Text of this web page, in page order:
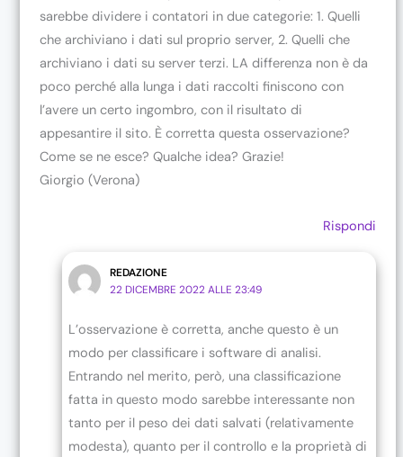
sarebbe dividere i contatori in due categorie: 1. Quelli
che archiviano i dati sul proprio server, 2. Quelli che
archiviano i dati su server terzi. LA differenza non è da
poco perché alla lunga i dati raccolti finiscono con
l’avere un certo ingombro, con il risultato di
appesantire il sito. È corretta questa osservazione?
Come se ne esce? Qualche idea? Grazie!
Giorgio (Verona)
Rispondi
REDAZIONE
22 DICEMBRE 2022 ALLE 23:49
L’osservazione è corretta, anche questo è un
modo per classificare i software di analisi.
Entrando nel merito, però, una classificazione
fatta in questo modo sarebbe interessante non
tanto per il peso dei dati salvati (relativamente
modesta), quanto per il controllo e la proprietà di